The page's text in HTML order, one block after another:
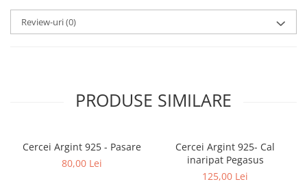
Review-uri(0)
PRODUSE SIMILARE
Cercei Argint 925 - Pasare
80,00 Lei
Cercei Argint 925- Cal
inaripat Pegasus
125,00 Lei